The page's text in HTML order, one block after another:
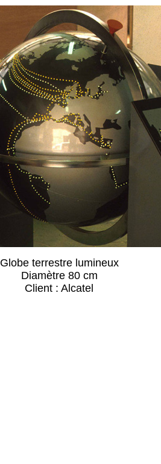
Globe terrestre lumineux
Diamètre 80 cm
Client : Alcatel